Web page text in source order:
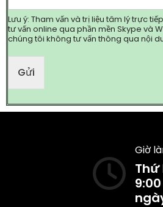
Lưu ý: Tham vấn và trị liệu tâm lý trực
tư vấn online qua phần mền Skype và
chúng tôi không tư vấn thông qua nội
Gửi
Giờ
Thứ